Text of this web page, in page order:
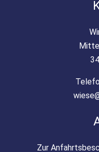
Zur